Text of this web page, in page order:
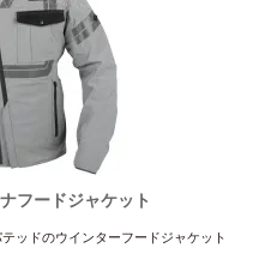
フードジャケット
ッドのウインターフードジャケット